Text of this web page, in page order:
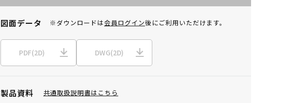
図面データ ※ダウンロードは会員ログイン後にご利用いただけます。
PDF(2D) DWG(2D)
製品資料 共通取扱説明書はこちら